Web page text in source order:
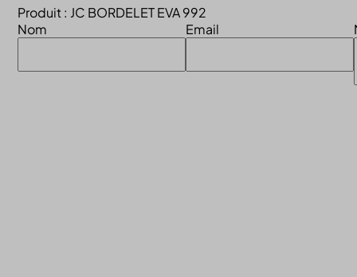
Produit : JC BORDELET EVA 992
Nom
Email